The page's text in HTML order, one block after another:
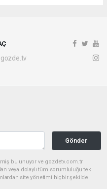
Gönder
bulunuyor ve gozdetv.com.tr
veya dolaylı tüm sorumluluğu tek
site yönetimi hiçbir şekilde